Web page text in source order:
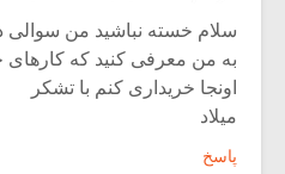
سلام خسته نباشید من سوالی
به من معرفی کنید که
اونجا خریداری کنم با تشکر
میلاد
پاسخ